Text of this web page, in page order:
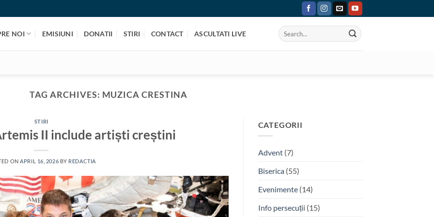
NOI EMISIUNI DONATII STIRI CONTACT ASCULTATI LIVE
TAG ARCHIVES: MUZICA CRESTINA
STIRI
II include artiști creștini
ONAPRIL 16, 2026 BY REDACTIA
CATEGORII
Advent(7)
Biserica(55)
Evenimente(14)
Info persecuții (15)